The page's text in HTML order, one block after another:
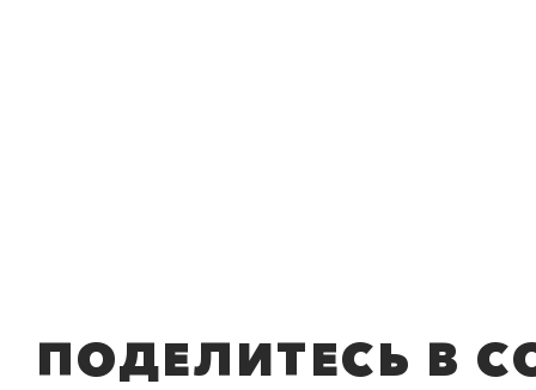
ПОДЕЛИТЕСЬ В